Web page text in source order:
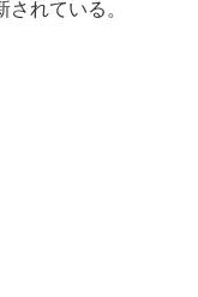
れている。